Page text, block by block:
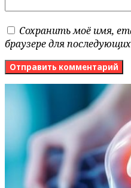
Сохранить моё имя,
браузере для